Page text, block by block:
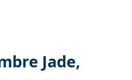
Jade,